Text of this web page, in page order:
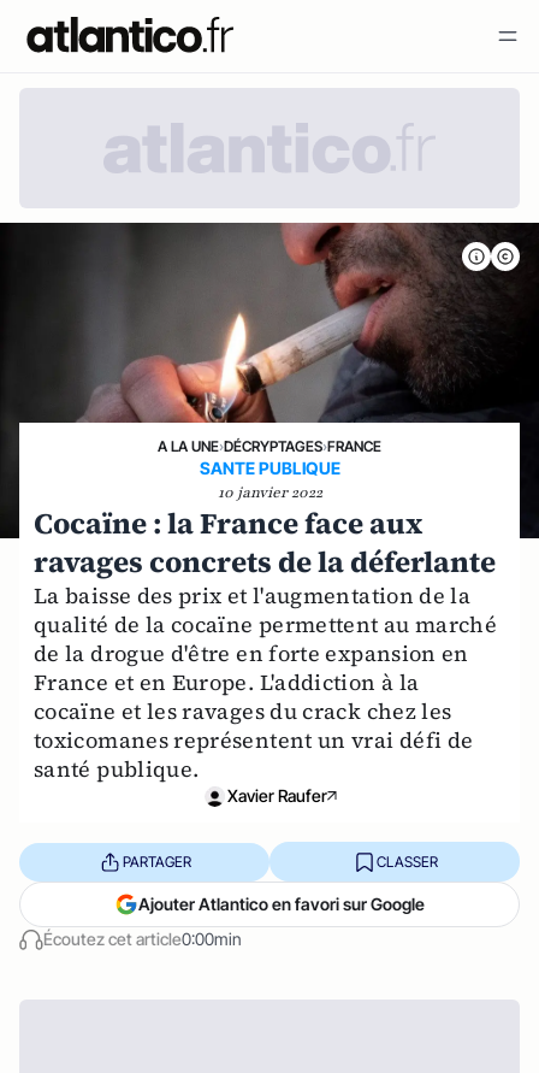
A LA UNE›DÉCRYPTAGES›FRANCE
SANTE PUBLIQUE
10 janvier 2022
Cocaïne : la France face aux
ravages concrets de la déferlante
La baisse des prix et l'augmentation de la
qualité de la cocaïne permettent au marché
de la drogue d'être en forte expansion en
France et en Europe. L'addiction à la
cocaïne et les ravages du crack chez les
toxicomanes représentent un vrai défi de
santé publique.
Xavier Raufer
Écoutez cet article0:00min
PARTAGER CLASSER
Ajouter Atlantico en favori sur Google